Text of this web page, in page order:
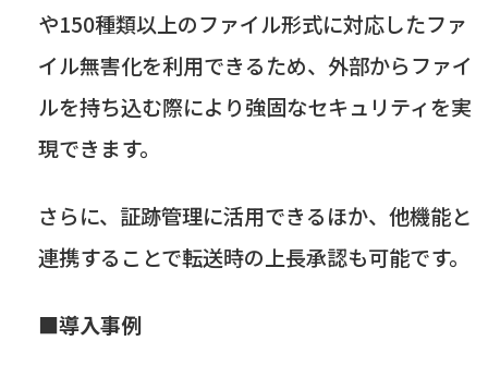
や150種類以上のファイル形式に対応したファ
イル無害化を利用できるため、外部からファイ
ルを持ち込む際により強固なセキュリティを実
現できます。
さらに、証跡管理に活用できるほか、他機能と
連携することで転送時の上長承認も可能です。
■導入事例